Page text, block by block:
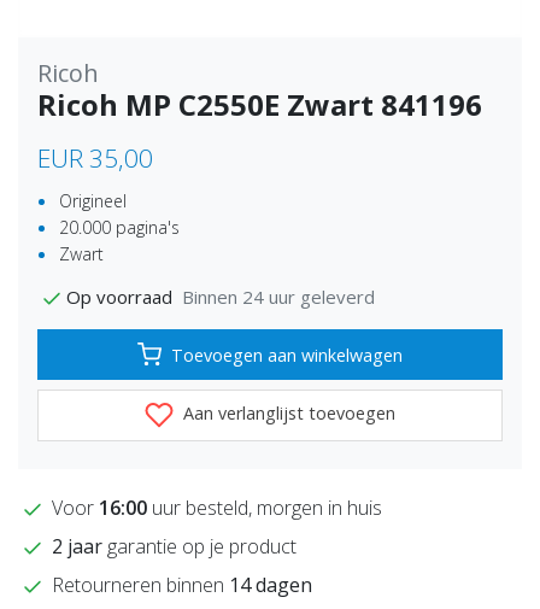
Ricoh
Ricoh MP C2550E Zwart 841196
EUR 35,00
Origineel
20.000 pagina's
Zwart
Op voorraad Binnen 24 uur geleverd
Toevoegen aan winkelwagen
Aan verlanglijst toevoegen
Voor 16:00 uur besteld, morgen in huis
2 jaargarantie op je product
Retourneren binnen 14 dagen